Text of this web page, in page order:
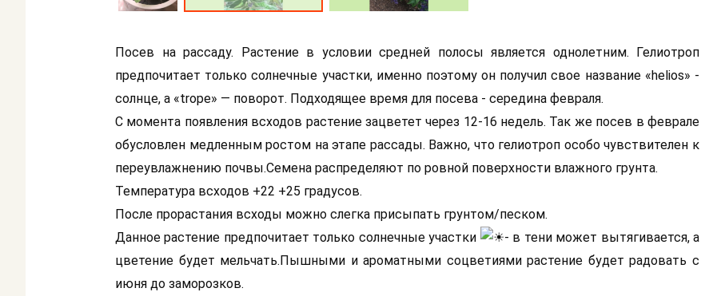
Посев на рассаду. Растение в условии средней полосы является однолетним. Гелиотроп
предпочитает только солнечные участки, именно поэтому он получил свое название «helios» -
солнце, а «trope» — поворот. Подходящее время для посева - середина февраля.
С момента появления всходов растение зацветет через 12-16 недель. Так же посев в феврале
обусловлен медленным ростом на этапе рассады. Важно, что гелиотроп особо чувствителен к
переувлажнению почвы.Семена распределяют по ровной поверхности влажного грунта.
Температура всходов +22 +25 градусов.
После прорастания всходы можно слегка присыпать грунтом/песком.
Данное растение предпочитает только солнечные участки
- в тени может вытягивается, а
цветение будет мельчать.Пышными и ароматными соцветиями растение будет радовать с
июня до заморозков.